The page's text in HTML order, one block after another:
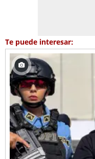
Te puede interesar: